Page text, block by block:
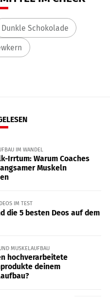
Dunkle Schokolade
IM WANDEL
Irrtum: Warum Coaches
Muskeln
IM TEST
die 5 besten Deos auf dem
MUSKELAUFBAU
hochverarbeitete
deinem